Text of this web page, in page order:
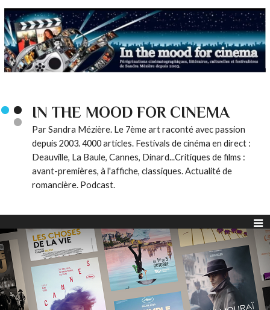
IN THE MOOD FOR CINEMA
Par Sandra Mézière. Le 7ème art raconté avec passion
depuis 2003. 4000 articles. Festivals de cinéma en direct :
Deauville, La Baule, Cannes, Dinard...Critiques de films :
avant-premières, à l'affiche, classiques. Actualité de
romancière. Podcast.